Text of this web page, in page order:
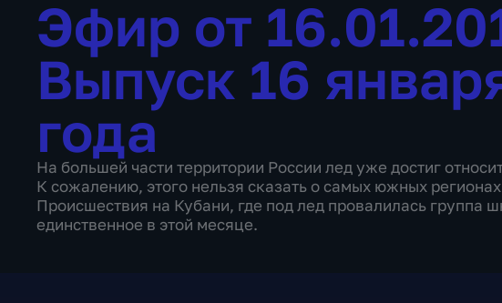
Эфир от
Выпуск 16
года
На большей части территории России лед уже достиг
К сожалению, этого нельзя сказать о самых южных
Происшествия на Кубани, где под лед провалилась группа
единственное в этой месяце.